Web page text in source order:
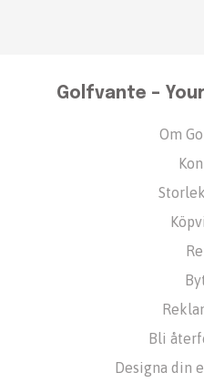
Golfvante –
Om
Bli
Designa din